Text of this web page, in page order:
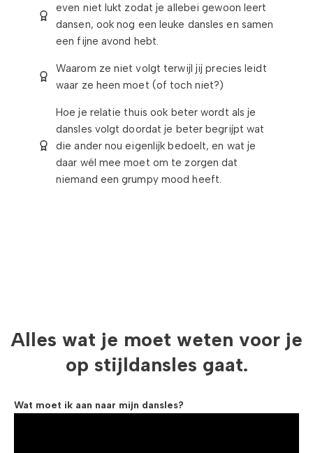
even niet lukt zodat je allebei gewoon leert
dansen, ook nog een leuke dansles en samen
een fijne avond hebt.
Waarom ze niet volgt terwijl jij precies leidt
waar ze heen moet (of toch niet?)
Hoe je relatie thuis ook beter wordt als je
dansles volgt doordat je beter begrijpt wat
die ander nou eigenlijk bedoelt, en wat je
daar wél mee moet om te zorgen dat
niemand een grumpy mood heeft.
Alles wat je moet weten voor je
op stijldansles gaat.
Wat moet ik aan naar mijn dansles?